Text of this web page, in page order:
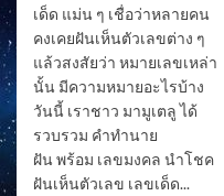
เด็ด แม่น ๆ เชื่อว่าหลายคน
คงเคยฝันเห็นตัวเลขต่าง ๆ
แล้วสงสัยว่า หมายเลขเหล่า
นั้น มีความหมายอะไรบ้าง
วันนี้ เราชาว มามูเตลู ได้
รวบรวม คำทำนาย
ฝัน พร้อม เลขมงคล นำโชค
ฝันเห็นตัวเลข เลขเด็ด...